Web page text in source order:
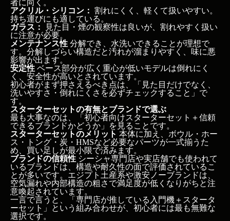
者に向く。
アクリル・シリコン： 割れにくく、軽くて扱いやすい。
持ち運びにも適している。
ガラス：
見た目・煙の観察性は良いが、割れやすく扱い
に注意が必要。
メンテナンス性 分解でき、水洗いできることが理想で
す。分解しづらい構造だと汚れが溜まりやすく、味に悪
影響が出ます。
安定性 ベース部分が広く重心が低いモデルは倒れにく
く、安全性が高いとされています。
初心者がまず押さえるべき点は、「見た目だけでなく、
洗いやすさ・倒れにくさを必ずチェックすること」で
す。
スターターセットの有無とブランドで選ぶ
最も大事なのは、「初心者向けスターターセット＋信頼
できるブランドかどうか」を見ることです。
スターターセットのメリット 本体に加え、ボウル・ホー
ス・トング・炭・HMSなど必要なパーツが一式揃うた
め、買い足しが最小限で済みます。
ブランドの信頼性 シーシャ専門店や実店舗でも使われて
いるブランドは、構造や耐久性の面で評価されているこ
とが多いです。エジプト土産系や激安ノーブランドは、
空気漏れや内部構造の粗さで満足度が低くなりがちと注
意喚起されています。
一言で言うと、「専門店が推している入門機＋スタータ
ーセット」という組み合わせが、初心者には最も無難な
選択です。